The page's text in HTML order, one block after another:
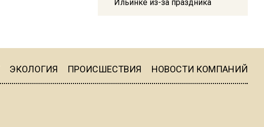
Ильинке из-за праздника
Telegram после обвинений
ЭКОЛОГИЯ ПРОИСШЕСТВИЯ НОВОСТИ КОМПАНИЙ